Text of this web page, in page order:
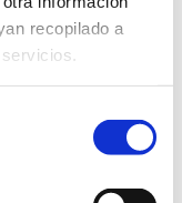
recopilado a
tu factura de
y, si no
de spam.